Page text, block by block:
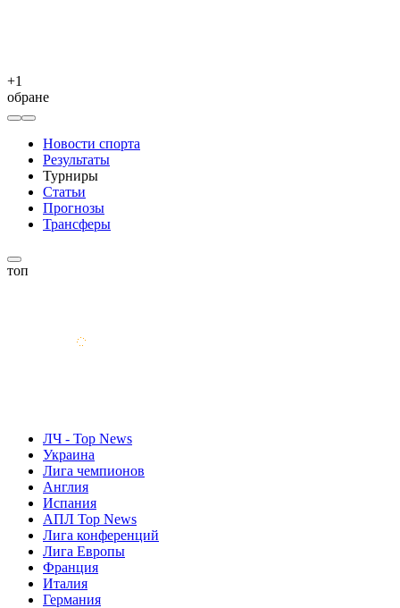
+1
обране
Новости спорта
Результаты
Турниры
Статьи
Прогнозы
Трансферы
топ
ЛЧ - Top News
Украина
Лига чемпионов
Англия
Испания
АПЛ Top News
Лига конференций
Лига Европы
Франция
Италия
Германия